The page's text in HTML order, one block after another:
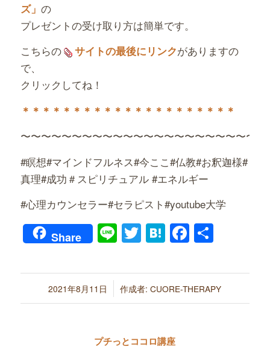
ズ」 の
プレゼントの受け取り方は簡単です。
こちらの
サイトの最後にリンクがありますの
で、
クリックしてね！
＊＊＊＊＊＊＊＊＊＊＊＊＊＊＊＊＊＊＊＊＊
〜〜〜〜〜〜〜〜〜〜〜〜〜〜〜〜〜〜〜〜〜〜〜〜
#瞑想#マインドフルネス#今ここ#仏教#お釈迦様#
真理#成功＃スピリチュアル #エネルギー
#心理カウンセラー#セラピスト#youtube大学
Share LineTwitter
Hatena共
2021年8月11日
/ 作成者:CUORE-THERAPY
プチっとココロ講座